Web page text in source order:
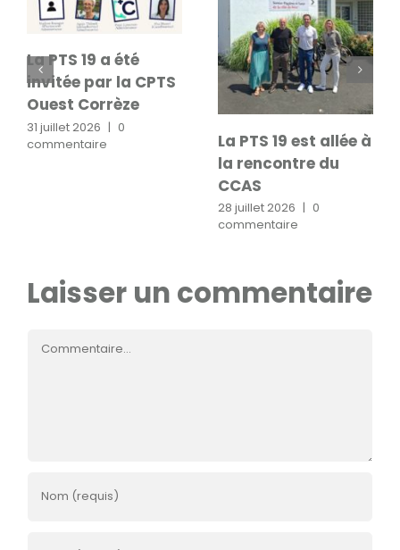
La PTS 19 a été
invitée par la CPTS
Ouest Corrèze
31 juillet 2026 | 0
commentaire
La PTS 19 est allée à
la rencontre du
CCAS
28 juillet 2026 | 0
commentaire
Laisser un commentaire